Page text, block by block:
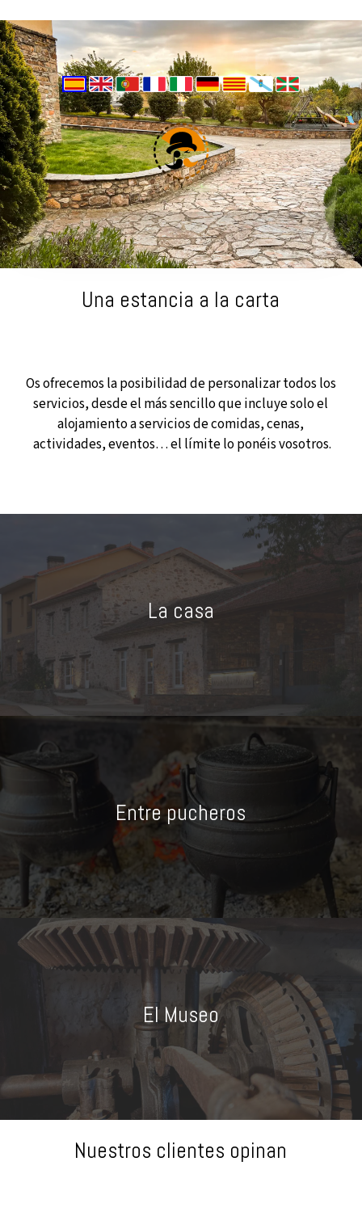
Una estancia a la carta
Os ofrecemos la posibilidad de personalizar todos los
servicios, desde el más sencillo que incluye solo el
alojamiento a servicios de comidas, cenas,
actividades, eventos… el límite lo ponéis vosotros.
La casa
Entre pucheros
El Museo
Nuestros clientes opinan